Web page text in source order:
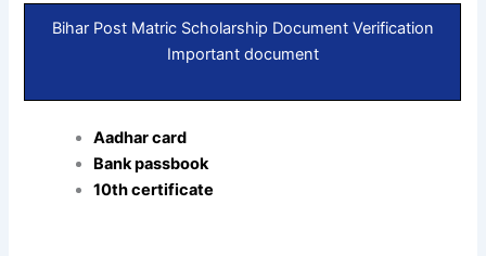
Bihar Post Matric Scholarship Document Verification
Important document
Aadhar card
Bank passbook
10th certificate